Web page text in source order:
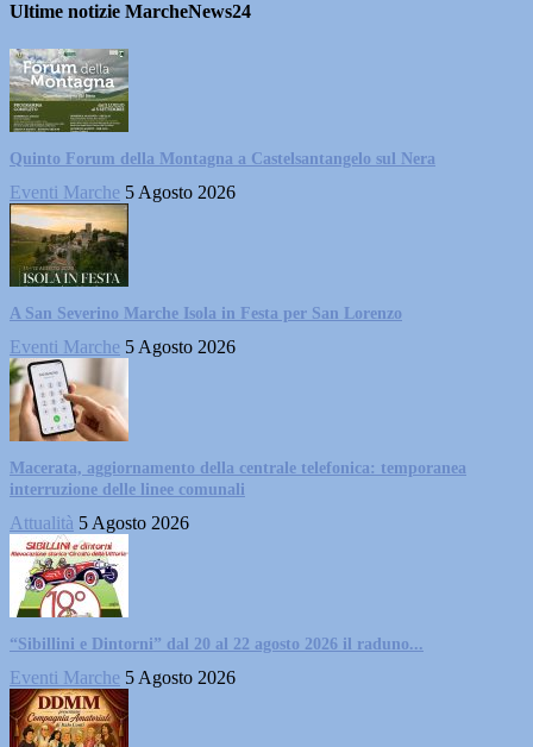
Ultime notizie MarcheNews24
Quinto Forum della Montagna a Castelsantangelo sul Nera
Eventi Marche 5 Agosto 2026
A San Severino Marche Isola in Festa per San Lorenzo
Eventi Marche 5 Agosto 2026
Macerata, aggiornamento della centrale telefonica: temporanea
interruzione delle linee comunali
Attualità 5 Agosto 2026
“Sibillini e Dintorni” dal 20 al 22 agosto 2026 il raduno...
Eventi Marche 5 Agosto 2026